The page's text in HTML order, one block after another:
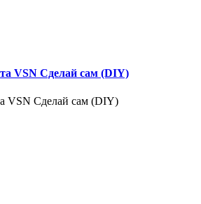
VSN Сделай сам (DIY)
VSN Сделай сам (DIY)